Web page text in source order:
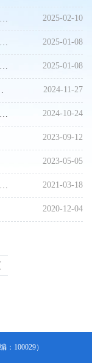
黄山锦峰实业有限公司等五家单位成为中国化工学会单位会员 2025-02-10
国科大杭州高等研究院等五家单位成为中国化工学会单位会员 2025-01-08
【会员单位风采】鲁玛斯技术公司在能源转型中阔步前行 2025-01-08
学会单位会员 2024-11-27
【理事单位风采】中国石化高质量发展成果丰硕 2024-10-24
2023-09-12
2023-05-05
2021年沈阳化工大学化学工程学院硕士研究生预调剂公告 2021-03-18
2020-12-04
100029）